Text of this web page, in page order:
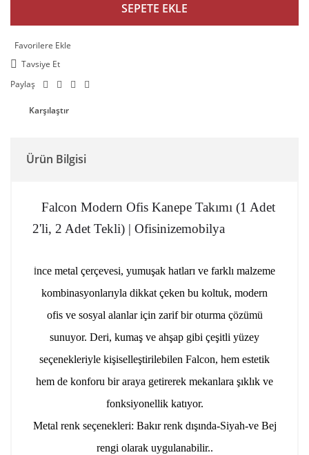
SEPETE EKLE
Tavsiye Et
Paylaş
Karşılaştır
Ürün Bilgisi
Falcon Modern Ofis Kanepe Takımı (1 Adet
2'li, 2 Adet Tekli) | Ofisinizemobilya
İnce metal çerçevesi, yumuşak hatları ve farklı malzeme
kombinasyonlarıyla dikkat çeken bu koltuk, modern
ofis ve sosyal alanlar için zarif bir oturma çözümü
sunuyor. Deri, kumaş ve ahşap gibi çeşitli yüzey
seçenekleriyle kişiselleştirilebilen Falcon, hem estetik
hem de konforu bir araya getirerek mekanlara şıklık ve
fonksiyonellik katıyor.
Metal renk seçenekleri: Bakır renk dışında-Siyah-ve Bej
rengi olarak uygulanabilir..